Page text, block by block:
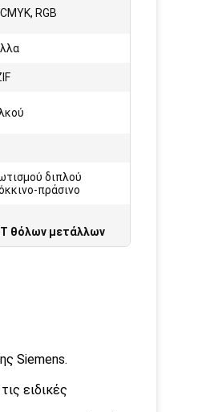
RGB
διπλού
πράσινο
θόλων μετάλλων
Siemens.
ειδικές